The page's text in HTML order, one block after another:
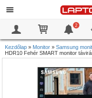
2
Kezdőlap » Monitor » Samsung
HDR10 Fehér SMART monitor